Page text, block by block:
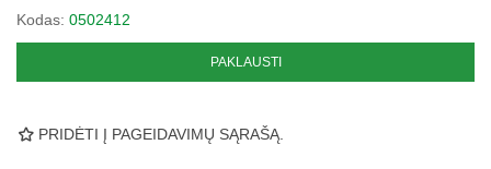
Kodas: 0502412
PAKLAUSTI
PRIDĖTI Į PAGEIDAVIMŲ SĄRAŠĄ.